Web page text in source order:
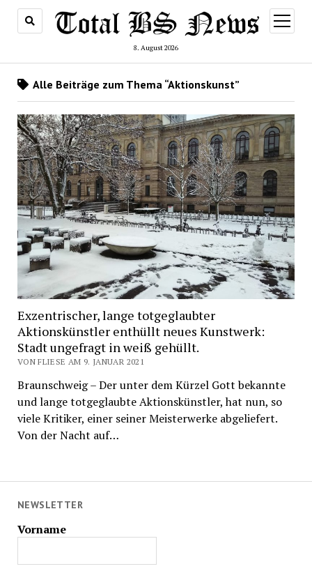
8. August 2026
Menü
öffnen
NEWSLETTER
Vorname
Alle Beiträge zum Thema “Aktionskunst”
Exzentrischer, lange totgeglaubter
Aktionskünstler enthüllt neues Kunstwerk:
Stadt ungefragt in weiß gehüllt.
VON FLIESE AM 9. JANUAR 2021
Braunschweig – Der unter dem Kürzel Gott bekannte
und lange totgeglaubte Aktionskünstler, hat nun, so
viele Kritiker, einer seiner Meisterwerke abgeliefert.
Von der Nacht auf…